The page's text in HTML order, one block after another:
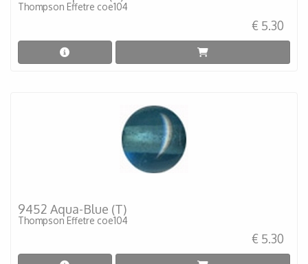
Thompson Effetre coe104
€ 5.30
9452 Aqua-Blue (T)
Thompson Effetre coe104
€ 5.30